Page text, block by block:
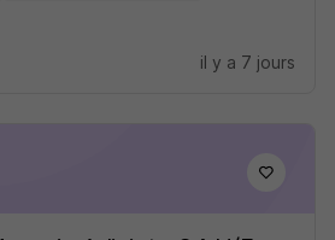
il y a 7 jours